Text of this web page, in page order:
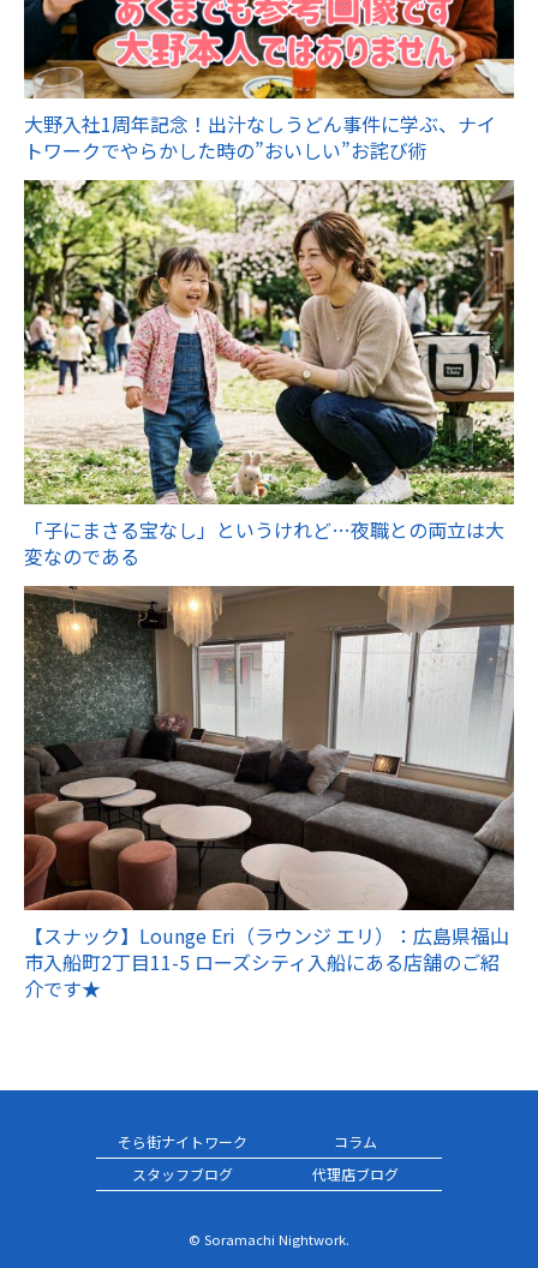
大野入社1周年記念！出汁なしうどん事件に学ぶ、ナイ
トワークでやらかした時の”おいしい”お詫び術
「子にまさる宝なし」というけれど…夜職との両立は大
変なのである
【スナック】Lounge Eri（ラウンジ エリ）：広島県福山
市入船町2丁目11-5 ローズシティ入船にある店舗のご紹
介です★
そら街ナイトワーク
コラム
スタッフブログ
代理店ブログ
© Soramachi Nightwork.